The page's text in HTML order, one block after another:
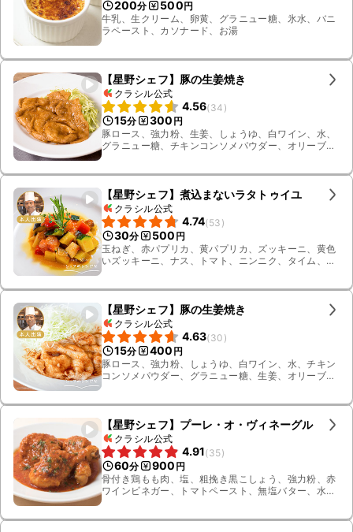
200分 500円
牛乳、生クリーム、卵黄、グラニュー糖、氷水、バニ
ラペースト、カソナード、お湯
【星野シェフ】豚の生姜焼き
クラシル公式
4.56(34 )
15分 300 円
豚ロース、強力粉、生姜、しょうゆ、白ワイン、水、
グラニュー糖、チキンコンソメパウダー、オリーブオ
【星野シェフ】煮込まないラタトゥイユ
クラシル公式
4.74(53 )
30分 500 円
玉ねぎ、赤パプリカ、黄パプリカ、ズッキーニ、黄色
いズッキーニ、ナス、トマト、ニンニク、タイム、
【星野シェフ】豚の生姜焼き
クラシル公式
4.63(30 )
15分 400 円
豚ロース、強力粉、しょうゆ、白ワイン、水、チキン
コンソメパウダー、グラニュー糖、生姜、オリーブオ
【星野シェフ】プーレ・オ・ヴィネーグル
クラシル公式
4.91(35)
60分 900 円
骨付き鶏もも肉、塩、粗挽き黒こしょう、強力粉、赤
ワインビネガー、トマトペースト、無塩バター、水、